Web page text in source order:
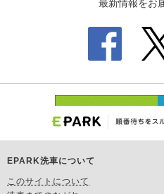
EPARK洗車について
このサイトについて